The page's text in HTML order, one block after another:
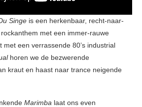
Singe is een herkenbaar, recht-naar-
met een immer-rauwe
met een verrassende 80’s industrial
horen we de bezwerende
kraut en haast naar trance neigende
Marimba laat ons even